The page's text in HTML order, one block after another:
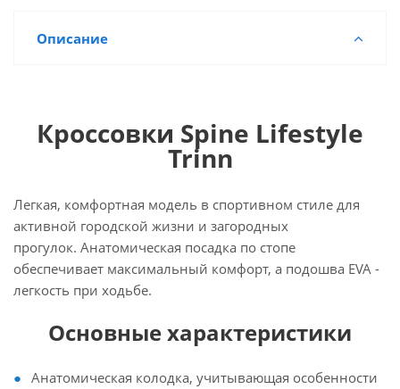
Описание
Кроссовки Spine Lifestyle
Trinn
Легкая, комфортная модель в спортивном стиле для
активной городской жизни и загородных
прогулок. Анатомическая посадка по стопе
обеспечивает максимальный комфорт, а подошва EVA -
легкость при ходьбе.
Основные характеристики
Анатомическая колодка, учитывающая особенности